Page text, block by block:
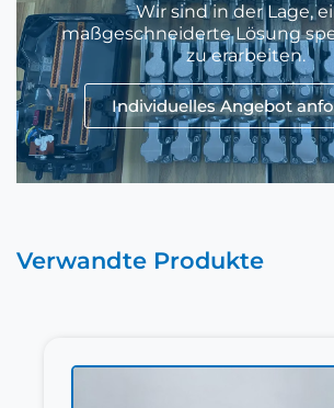
Wir sind in der Lage,
maßgeschneiderte Lösung
zu erarbeiten.
Individuelles Angebot
Verwandte Produkte